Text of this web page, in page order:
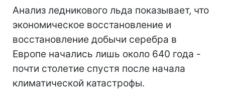
Анализ ледникового льда показывает, что
экономическое восстановление и
восстановление добычи серебра в
Европе начались лишь около 640 года -
почти столетие спустя после начала
климатической катастрофы.